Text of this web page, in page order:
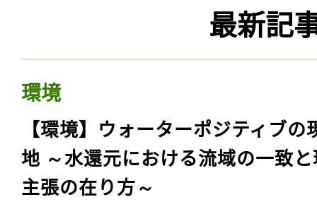
最新記
環境
【環境】ウォーターポジティブの
地 ～水還元における流域の一致
主張の在り方～